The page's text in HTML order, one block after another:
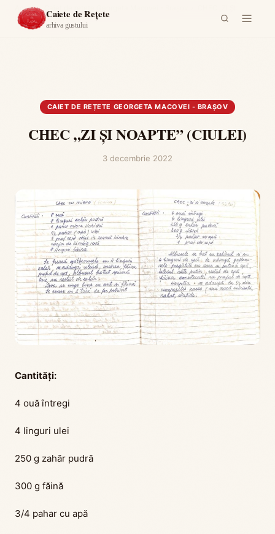
Caiete de Rețete
arhiva gustului
Acasă ›
NOAPTE” (CIULEI)
CAIET DE REȚETE GEORGETA MACOVEI - BRAȘOV
CHEC „ZI ŞI NOAPTE” (CIULEI)
3 decembrie 2022
Cantităţi:
4 ouă întregi
4 linguri ulei
250 g zahăr pudră
300 g făină
3/4 pahar cu apă